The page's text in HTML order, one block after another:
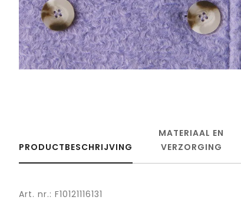
PRODUCTBESCHRIJVING
MATERIAAL EN
VERZORGING
Art. nr.: F10121116131